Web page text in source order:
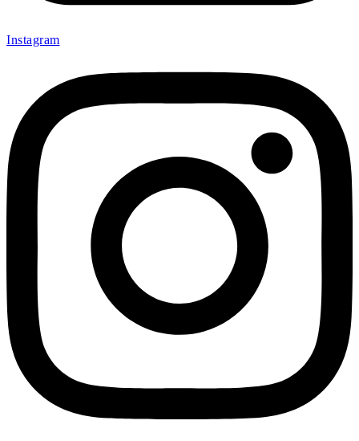
Instagram